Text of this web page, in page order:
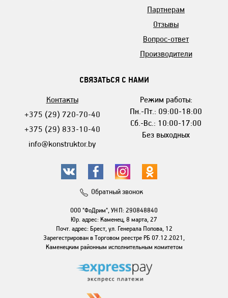
Партнерам
Отзывы
Вопрос-ответ
Производители
СВЯЗАТЬСЯ С НАМИ
Контакты
+375 (29) 720-70-40
+375 (29) 833-10-40
info@konstruktor.by
Режим работы:
Пн.-Пт.: 09:00-18:00
Сб.-Вс.: 10:00-17:00
Без выходных
Обратный звонок
ООО "ФоДрим", УНП: 290848840
Юр. адрес: Каменец, 8 марта, 27
Почт. адрес: Брест, ул. Генерала Попова, 12
Зарегестрирован в Торговом реестре РБ 07.12.2021,
Каменецким районным исполнительным комитетом